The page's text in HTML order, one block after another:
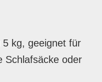
kg, geeignet für
Schlafsäcke oder